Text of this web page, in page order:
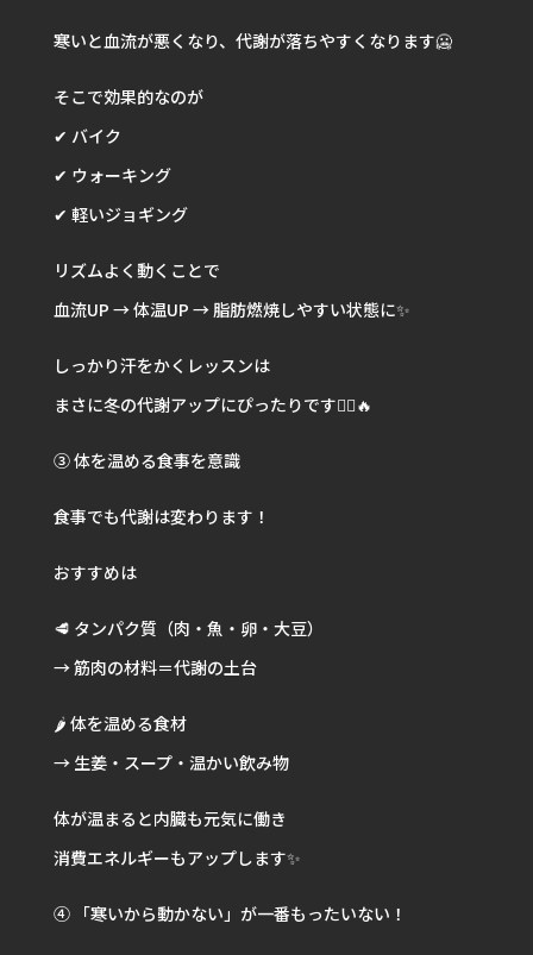
寒いと血流が悪くなり、代謝が落ちやすくなります🥶
そこで効果的なのが
✔ バイク
✔ ウォーキング
✔ 軽いジョギング
リズムよく動くことで
血流UP → 体温UP → 脂肪燃焼しやすい状態に✨
しっかり汗をかくレッスンは
まさに冬の代謝アップにぴったりです🚴‍♀️🔥
③ 体を温める食事を意識
食事でも代謝は変わります！
おすすめは
🥩 タンパク質（肉・魚・卵・大豆）
→ 筋肉の材料＝代謝の土台
🌶 体を温める食材
→ 生姜・スープ・温かい飲み物
体が温まると内臓も元気に働き
消費エネルギーもアップします✨
④ 「寒いから動かない」が一番もったいない！